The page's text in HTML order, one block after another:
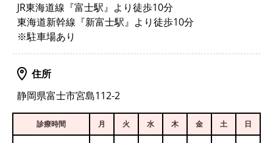
JR東海道線『富士駅』より徒歩10分
東海道新幹線『新富士駅』より徒歩10分
※駐車場あり
住所
静岡県富士市宮島112-2
診療時間 月 火 水 木 金 土 日